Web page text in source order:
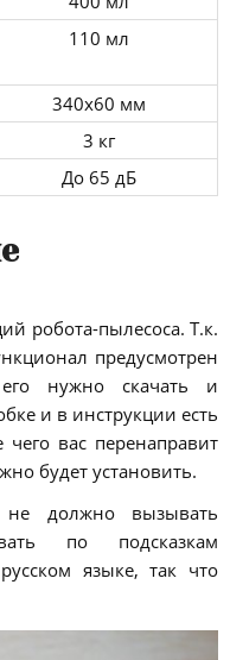
110 мл
340х60 мм
3 кг
До 65 дБ
робота-пылесоса. Т.к.
предусмотрен
нужно скачать и
и в инструкции есть
чего вас перенаправит
будет установить.
должно вызывать
по подсказкам
языке, так что